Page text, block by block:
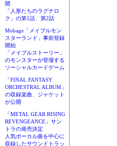
開
「人形たちのラグナロ
ク」の第1話、第2話
Mobage「メイプルモン
スターランド」事前登録
開始
「メイプルストーリー」
のモンスターが登場する
ソーシャルカードゲーム
「FINAL FANTASY
ORCHESTRAL ALBUM」
の収録楽曲、ジャケット
が公開
「METAL GEAR RISING
REVENGEANCE」サン
トラの発売決定
人気ボーカル曲を中心に
収録したサウンドトラッ